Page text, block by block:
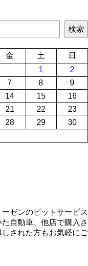
検索
金 土
日
1
2
7 8
9
14 15
16
21 22
23
28 29
30
ゼンのピットサービス
自動車、他店で購入さ
された方もお気軽にご